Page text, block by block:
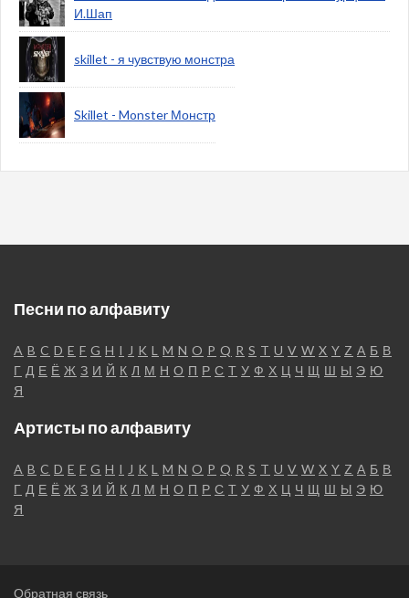
И.Шап
skillet - я чувствую монстра
Skillet - Monster Монстр
Песни по алфавиту
A B C D E F G H I J K L M N O P Q R S T U V W X Y Z А Б В
Г Д Е Ё Ж З И Й К Л М Н О П Р С Т У Ф Х Ц Ч Щ Ш Ы Э Ю
Я
Артисты по алфавиту
A B C D E F G H I J K L M N O P Q R S T U V W X Y Z А Б В
Г Д Е Ё Ж З И Й К Л М Н О П Р С Т У Ф Х Ц Ч Щ Ш Ы Э Ю
Я
Обратная связь